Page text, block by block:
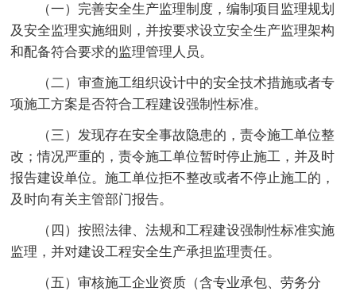
（一）完善安全生产监理制度，编制项目监理规划
及安全监理实施细则，并按要求设立安全生产监理架构
和配备符合要求的监理管理人员。
（二）审查施工组织设计中的安全技术措施或者专
项施工方案是否符合工程建设强制性标准。
（三）发现存在安全事故隐患的，责令施工单位整
改；情况严重的，责令施工单位暂时停止施工，并及时
报告建设单位。施工单位拒不整改或者不停止施工的，
及时向有关主管部门报告。
（四）按照法律、法规和工程建设强制性标准实施
监理，并对建设工程安全生产承担监理责任。
（五）审核施工企业资质（含专业承包、劳务分